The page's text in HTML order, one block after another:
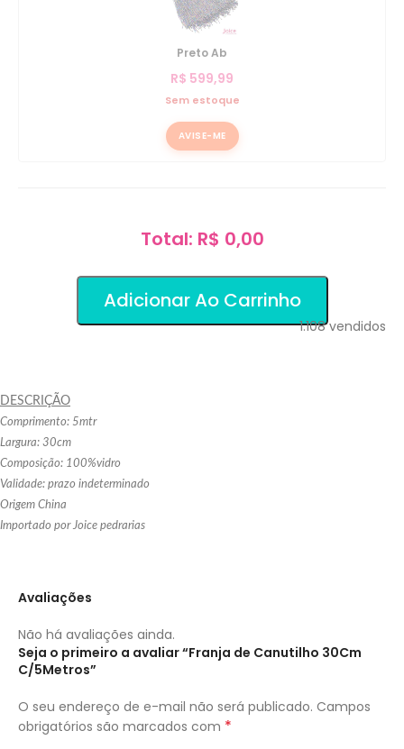
Preto Ab
R$ 599,99
Sem estoque
AVISE-ME
Total: R$ 0,00
Adicionar Ao Carrinho
1.108vendidos
DESCRIÇÃO
Comprimento: 5mtr
Largura: 30cm
Composição: 100%vidro
Validade: prazo indeterminado
Origem China
Importado por Joice pedrarias
Avaliações
Não há avaliações ainda.
Seja o primeiro a avaliar “Franja de Canutilho 30Cm
C/5Metros”
O seu endereço de e-mail não será publicado. Campos
obrigatórios são marcados com *